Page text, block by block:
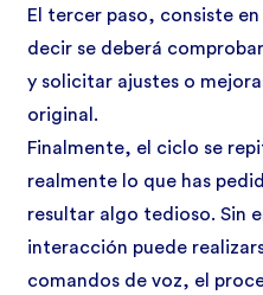
El tercer paso, consiste
decir se deberá
y solicitar ajustes o
original.
Finalmente, el ciclo se
realmente lo que has
resultar algo tedioso. Sin
interacción puede
comandos de voz, el